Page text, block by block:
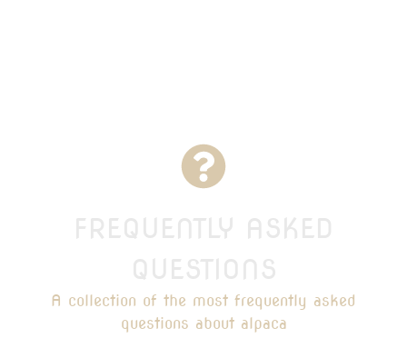
A collection of the most frequently asked
questions about alpaca